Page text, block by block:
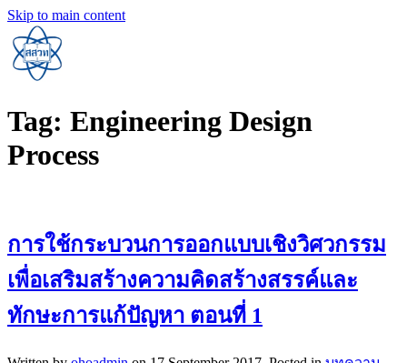
Skip to main content
Tag: Engineering Design
Process
การใช้กระบวนการออกแบบเชิงวิศวกรรม
เพื่อเสริมสร้างความคิดสร้างสรรค์และ
ทักษะการแก้ปัญหา ตอนที่ 1